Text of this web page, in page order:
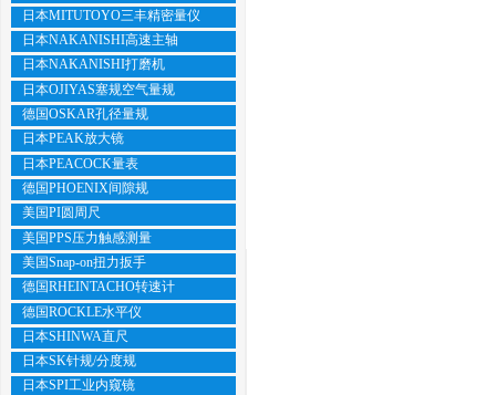
日本MITUTOYO三丰精密量仪
日本NAKANISHI高速主轴
日本NAKANISHI打磨机
日本OJIYAS塞规空气量规
德国OSKAR孔径量规
日本PEAK放大镜
日本PEACOCK量表
德国PHOENIX间隙规
美国PI圆周尺
美国PPS压力触感测量
美国Snap-on扭力扳手
德国RHEINTACHO转速计
德国ROCKLE水平仪
日本SHINWA直尺
日本SK针规/分度规
日本SPI工业内窥镜